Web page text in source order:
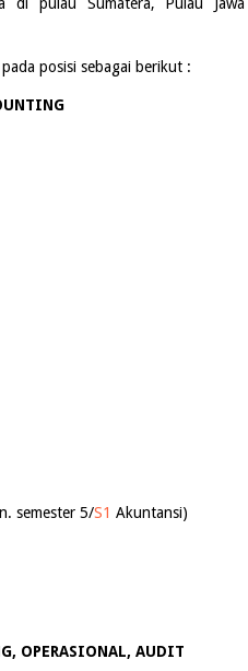
posisi sebagai berikut :
semester 5/S1 Akuntansi)
OPERASIONAL, AUDIT